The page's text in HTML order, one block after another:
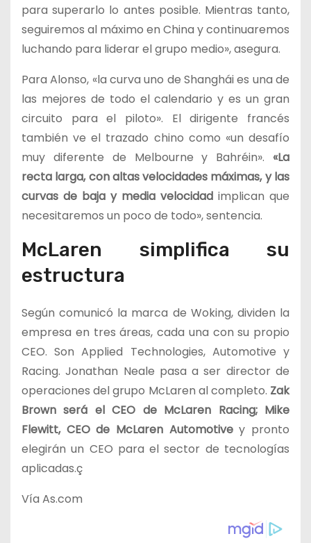
para superarlo lo antes posible. Mientras tanto,
seguiremos al máximo en China y continuaremos
luchando para liderar el grupo medio», asegura.
Para Alonso, «la curva uno de Shanghái es una de
las mejores de todo el calendario y es un gran
circuito para el piloto». El dirigente francés
también ve el trazado chino como «un desafío
muy diferente de Melbourne y Bahréin». «La
recta larga, con altas velocidades máximas, y las
curvas de baja y media velocidad implican que
necesitaremos un poco de todo», sentencia.
McLaren simplifica su
estructura
Según comunicó la marca de Woking, dividen la
empresa en tres áreas, cada una con su propio
CEO. Son Applied Technologies, Automotive y
Racing. Jonathan Neale pasa a ser director de
operaciones del grupo McLaren al completo. Zak
Brown será el CEO de McLaren Racing; Mike
Flewitt, CEO de McLaren Automotivey pronto
elegirán un CEO para el sector de tecnologías
aplicadas.ç
Vía As.com